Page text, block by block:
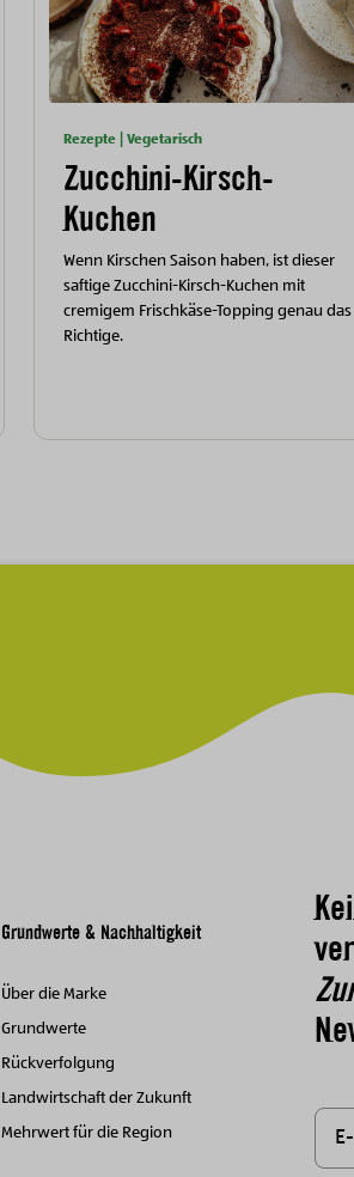
Rezepte | Vegetarisch
Zucchini-Kirsch-
Kuchen
Wenn Kirschen Saison haben, ist dieser
saftige Zucchini-Kirsch-Kuchen mit
cremigem Frischkäse-Topping genau das
Richtige.
Grundwerte & Nachhaltigkeit
Über die Marke
Grundwerte
Rückverfolgung
Landwirtschaft der Zukunft
Mehrwert für die Region